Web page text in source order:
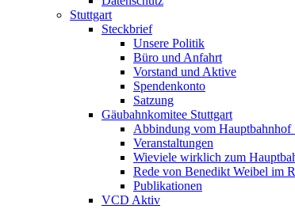
Stuttgart
Steckbrief
Unsere Politik
Büro und Anfahrt
Vorstand und Aktive
Spendenkonto
Satzung
Gäubahnkomitee Stuttgart
Abbindung vom Hauptbahnhof
Veranstaltungen
Wieviele wirklich zum
Rede von Benedikt Weibel im
Publikationen
VCD Aktiv